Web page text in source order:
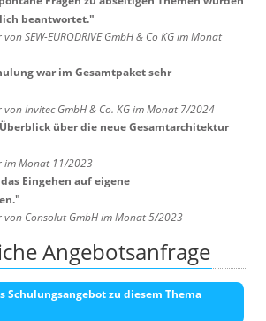
beantwortet."
SEW-EURODRIVE GmbH & Co KG im Monat
war im Gesamtpaket sehr
von Invitec GmbH & Co. KG im Monat 7/2024
über die neue Gesamtarchitektur
im Monat 11/2023
Eingehen auf eigene
"
von Consolut GmbH im Monat 5/2023
Angebotsanfrage
Schulungsangebot zu diesem Thema